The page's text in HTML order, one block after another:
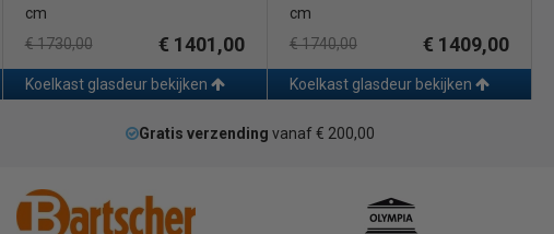
cm
€ 1730,00
€ 1401,00
Koelkast glasdeur bekijken
cm
€ 1740,00
€ 1409,00
Koelkast glasdeur bekijken
Gratis verzending vanaf € 200,00